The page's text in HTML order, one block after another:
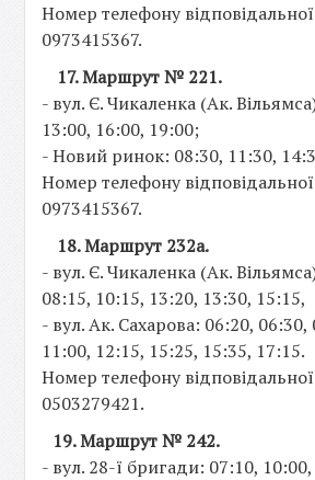
Номер телефону
0973415367.
17. Маршрут № 221.
- вул. Є. Чикаленка (Ак.
13:00, 16:00, 19:00;
- Новий ринок: 08:30, 11:30,
Номер телефону
0973415367.
18. Маршрут 232а.
- вул. Є. Чикаленка (Ак.
08:15, 10:15, 13:20, 13:30,
- вул. Ак. Сахарова: 06:20, 06:30,
11:00, 12:15, 15:25, 15:35, 17:15.
Номер телефону
0503279421.
19. Маршрут № 242.
- вул. 28-ї бригади: 07:10,